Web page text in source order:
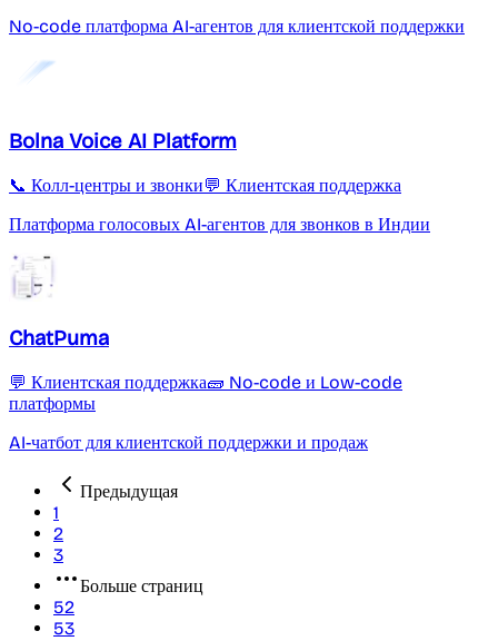
No-code платформа AI-агентов для клиентской поддержки
Bolna Voice AI Platform
📞 Колл-центры и звонки💬 Клиентская поддержка
Платформа голосовых AI-агентов для звонков в Индии
ChatPuma
💬 Клиентская поддержка🧱 No-code и Low-code
платформы
AI-чатбот для клиентской поддержки и продаж
Предыдущая
1
2
3
Больше страниц
52
53